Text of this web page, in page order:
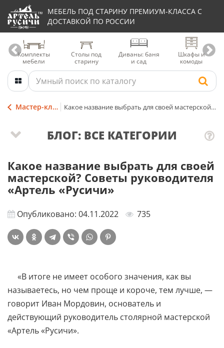
МЕБЕЛЬ ПОД СТАРИНУ ПРЕМИУМ-КЛАССА С
ДОСТАВКОЙ ПО РОССИИ
Комплекты
мебели
Столы под
старину
Диваны: баня
и сад
Шкафы и
комоды
Мастер-классы и советы Какое название выбрать для своей мастерской? Советы руководителя «Артель «Русичи»
Какое название выбрать для своей
мастерской? Советы руководителя
«Артель «Русичи»
Опубликовано: 04.11.2022 735
«В итоге не имеет особого значения, как вы
называетесь, но чем проще и короче, тем лучше, —
говорит Иван Мордовин, основатель и
действующий руководитель столярной мастерской
«Артель «Русичи».
БЛОГ: ВСЕ КАТЕГОРИИ